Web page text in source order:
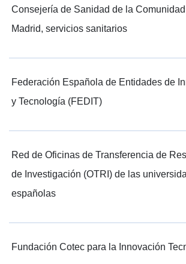
Consejería de Sanidad de la
Madrid, servicios sanitarios
Federación Española de Entidades de
y Tecnología (FEDIT)
Red de Oficinas de Transferencia de
de Investigación (OTRI) de las
españolas
Fundación Cotec para la Innovación